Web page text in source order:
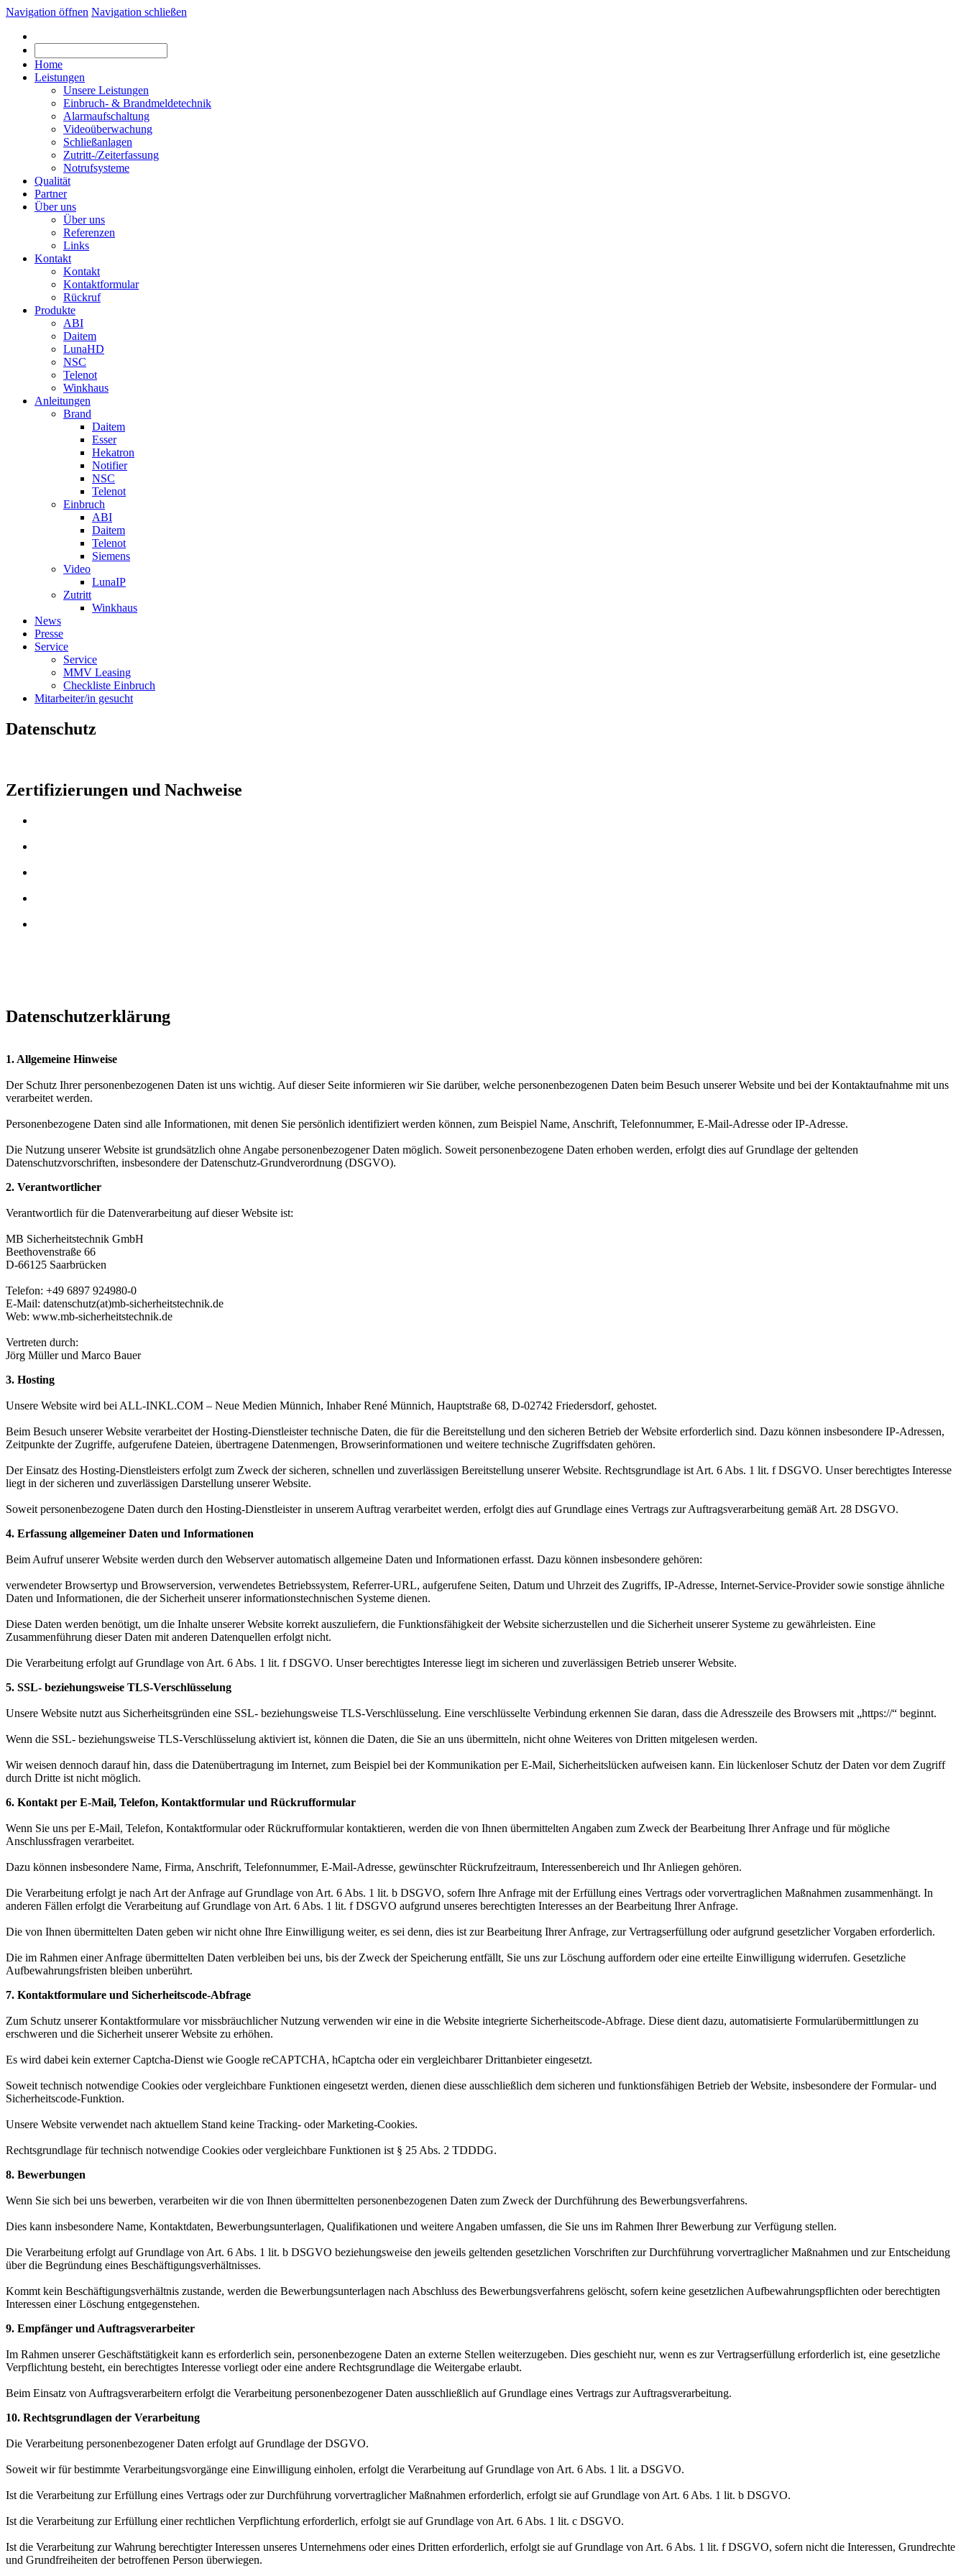
Navigation öffnen Navigation schließen
Home
Leistungen
Unsere Leistungen
Einbruch- & Brandmeldetechnik
Alarmaufschaltung
Videoüberwachung
Schließanlagen
Zutritt-/Zeiterfassung
Notrufsysteme
Qualität
Partner
Über uns
Über uns
Referenzen
Links
Kontakt
Kontakt
Kontaktformular
Rückruf
Produkte
ABI
Daitem
LunaHD
NSC
Telenot
Winkhaus
Anleitungen
Brand
Daitem
Esser
Hekatron
Notifier
NSC
Telenot
Einbruch
ABI
Daitem
Telenot
Siemens
Video
LunaIP
Zutritt
Winkhaus
News
Presse
Service
Service
MMV Leasing
Checkliste Einbruch
Mitarbeiter/in gesucht
Datenschutz
Zertifizierungen und Nachweise
Datenschutzerklärung
1. Allgemeine Hinweise
Der Schutz Ihrer personenbezogenen Daten ist uns wichtig. Auf dieser Seite informieren wir Sie darüber, welche personenbezogenen Daten beim Besuch unserer Website und bei der Kontaktaufnahme mit uns
verarbeitet werden.
Personenbezogene Daten sind alle Informationen, mit denen Sie persönlich identifiziert werden können, zum Beispiel Name, Anschrift, Telefonnummer, E-Mail-Adresse oder IP-Adresse.
Die Nutzung unserer Website ist grundsätzlich ohne Angabe personenbezogener Daten möglich. Soweit personenbezogene Daten erhoben werden, erfolgt dies auf Grundlage der geltenden
Datenschutzvorschriften, insbesondere der Datenschutz-Grundverordnung (DSGVO).
2. Verantwortlicher
Verantwortlich für die Datenverarbeitung auf dieser Website ist:
MB Sicherheitstechnik GmbH
Beethovenstraße 66
D-66125 Saarbrücken
Telefon: +49 6897 924980-0
E-Mail: datenschutz(at)mb-sicherheitstechnik.de
Web: www.mb-sicherheitstechnik.de
Vertreten durch:
Jörg Müller und Marco Bauer
3. Hosting
Unsere Website wird bei ALL-INKL.COM – Neue Medien Münnich, Inhaber René Münnich, Hauptstraße 68, D-02742 Friedersdorf, gehostet.
Beim Besuch unserer Website verarbeitet der Hosting-Dienstleister technische Daten, die für die Bereitstellung und den sicheren Betrieb der Website erforderlich sind. Dazu können insbesondere IP-Adressen,
Zeitpunkte der Zugriffe, aufgerufene Dateien, übertragene Datenmengen, Browserinformationen und weitere technische Zugriffsdaten gehören.
Der Einsatz des Hosting-Dienstleisters erfolgt zum Zweck der sicheren, schnellen und zuverlässigen Bereitstellung unserer Website. Rechtsgrundlage ist Art. 6 Abs. 1 lit. f DSGVO. Unser berechtigtes Interesse
liegt in der sicheren und zuverlässigen Darstellung unserer Website.
Soweit personenbezogene Daten durch den Hosting-Dienstleister in unserem Auftrag verarbeitet werden, erfolgt dies auf Grundlage eines Vertrags zur Auftragsverarbeitung gemäß Art. 28 DSGVO.
4. Erfassung allgemeiner Daten und Informationen
Beim Aufruf unserer Website werden durch den Webserver automatisch allgemeine Daten und Informationen erfasst. Dazu können insbesondere gehören:
verwendeter Browsertyp und Browserversion, verwendetes Betriebssystem, Referrer-URL, aufgerufene Seiten, Datum und Uhrzeit des Zugriffs, IP-Adresse, Internet-Service-Provider sowie sonstige ähnliche
Daten und Informationen, die der Sicherheit unserer informationstechnischen Systeme dienen.
Diese Daten werden benötigt, um die Inhalte unserer Website korrekt auszuliefern, die Funktionsfähigkeit der Website sicherzustellen und die Sicherheit unserer Systeme zu gewährleisten. Eine
Zusammenführung dieser Daten mit anderen Datenquellen erfolgt nicht.
Die Verarbeitung erfolgt auf Grundlage von Art. 6 Abs. 1 lit. f DSGVO. Unser berechtigtes Interesse liegt im sicheren und zuverlässigen Betrieb unserer Website.
5. SSL- beziehungsweise TLS-Verschlüsselung
Unsere Website nutzt aus Sicherheitsgründen eine SSL- beziehungsweise TLS-Verschlüsselung. Eine verschlüsselte Verbindung erkennen Sie daran, dass die Adresszeile des Browsers mit „https://“ beginnt.
Wenn die SSL- beziehungsweise TLS-Verschlüsselung aktiviert ist, können die Daten, die Sie an uns übermitteln, nicht ohne Weiteres von Dritten mitgelesen werden.
Wir weisen dennoch darauf hin, dass die Datenübertragung im Internet, zum Beispiel bei der Kommunikation per E-Mail, Sicherheitslücken aufweisen kann. Ein lückenloser Schutz der Daten vor dem Zugriff
durch Dritte ist nicht möglich.
6. Kontakt per E-Mail, Telefon, Kontaktformular und Rückrufformular
Wenn Sie uns per E-Mail, Telefon, Kontaktformular oder Rückrufformular kontaktieren, werden die von Ihnen übermittelten Angaben zum Zweck der Bearbeitung Ihrer Anfrage und für mögliche
Anschlussfragen verarbeitet.
Dazu können insbesondere Name, Firma, Anschrift, Telefonnummer, E-Mail-Adresse, gewünschter Rückrufzeitraum, Interessenbereich und Ihr Anliegen gehören.
Die Verarbeitung erfolgt je nach Art der Anfrage auf Grundlage von Art. 6 Abs. 1 lit. b DSGVO, sofern Ihre Anfrage mit der Erfüllung eines Vertrags oder vorvertraglichen Maßnahmen zusammenhängt. In
anderen Fällen erfolgt die Verarbeitung auf Grundlage von Art. 6 Abs. 1 lit. f DSGVO aufgrund unseres berechtigten Interesses an der Bearbeitung Ihrer Anfrage.
Die von Ihnen übermittelten Daten geben wir nicht ohne Ihre Einwilligung weiter, es sei denn, dies ist zur Bearbeitung Ihrer Anfrage, zur Vertragserfüllung oder aufgrund gesetzlicher Vorgaben erforderlich.
Die im Rahmen einer Anfrage übermittelten Daten verbleiben bei uns, bis der Zweck der Speicherung entfällt, Sie uns zur Löschung auffordern oder eine erteilte Einwilligung widerrufen. Gesetzliche
Aufbewahrungsfristen bleiben unberührt.
7. Kontaktformulare und Sicherheitscode-Abfrage
Zum Schutz unserer Kontaktformulare vor missbräuchlicher Nutzung verwenden wir eine in die Website integrierte Sicherheitscode-Abfrage. Diese dient dazu, automatisierte Formularübermittlungen zu
erschweren und die Sicherheit unserer Website zu erhöhen.
Es wird dabei kein externer Captcha-Dienst wie Google reCAPTCHA, hCaptcha oder ein vergleichbarer Drittanbieter eingesetzt.
Soweit technisch notwendige Cookies oder vergleichbare Funktionen eingesetzt werden, dienen diese ausschließlich dem sicheren und funktionsfähigen Betrieb der Website, insbesondere der Formular- und
Sicherheitscode-Funktion.
Unsere Website verwendet nach aktuellem Stand keine Tracking- oder Marketing-Cookies.
Rechtsgrundlage für technisch notwendige Cookies oder vergleichbare Funktionen ist § 25 Abs. 2 TDDDG.
8. Bewerbungen
Wenn Sie sich bei uns bewerben, verarbeiten wir die von Ihnen übermittelten personenbezogenen Daten zum Zweck der Durchführung des Bewerbungsverfahrens.
Dies kann insbesondere Name, Kontaktdaten, Bewerbungsunterlagen, Qualifikationen und weitere Angaben umfassen, die Sie uns im Rahmen Ihrer Bewerbung zur Verfügung stellen.
Die Verarbeitung erfolgt auf Grundlage von Art. 6 Abs. 1 lit. b DSGVO beziehungsweise den jeweils geltenden gesetzlichen Vorschriften zur Durchführung vorvertraglicher Maßnahmen und zur Entscheidung
über die Begründung eines Beschäftigungsverhältnisses.
Kommt kein Beschäftigungsverhältnis zustande, werden die Bewerbungsunterlagen nach Abschluss des Bewerbungsverfahrens gelöscht, sofern keine gesetzlichen Aufbewahrungspflichten oder berechtigten
Interessen einer Löschung entgegenstehen.
9. Empfänger und Auftragsverarbeiter
Im Rahmen unserer Geschäftstätigkeit kann es erforderlich sein, personenbezogene Daten an externe Stellen weiterzugeben. Dies geschieht nur, wenn es zur Vertragserfüllung erforderlich ist, eine gesetzliche
Verpflichtung besteht, ein berechtigtes Interesse vorliegt oder eine andere Rechtsgrundlage die Weitergabe erlaubt.
Beim Einsatz von Auftragsverarbeitern erfolgt die Verarbeitung personenbezogener Daten ausschließlich auf Grundlage eines Vertrags zur Auftragsverarbeitung.
10. Rechtsgrundlagen der Verarbeitung
Die Verarbeitung personenbezogener Daten erfolgt auf Grundlage der DSGVO.
Soweit wir für bestimmte Verarbeitungsvorgänge eine Einwilligung einholen, erfolgt die Verarbeitung auf Grundlage von Art. 6 Abs. 1 lit. a DSGVO.
Ist die Verarbeitung zur Erfüllung eines Vertrags oder zur Durchführung vorvertraglicher Maßnahmen erforderlich, erfolgt sie auf Grundlage von Art. 6 Abs. 1 lit. b DSGVO.
Ist die Verarbeitung zur Erfüllung einer rechtlichen Verpflichtung erforderlich, erfolgt sie auf Grundlage von Art. 6 Abs. 1 lit. c DSGVO.
Ist die Verarbeitung zur Wahrung berechtigter Interessen unseres Unternehmens oder eines Dritten erforderlich, erfolgt sie auf Grundlage von Art. 6 Abs. 1 lit. f DSGVO, sofern nicht die Interessen, Grundrechte
und Grundfreiheiten der betroffenen Person überwiegen.